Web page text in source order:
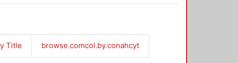
Title browse.comcol.by.conahcyt